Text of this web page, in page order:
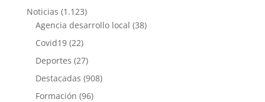
Noticias (1.123)
Agencia desarrollo local (38)
Covid19(22)
Deportes (27)
Destacadas (908)
Formación (96)